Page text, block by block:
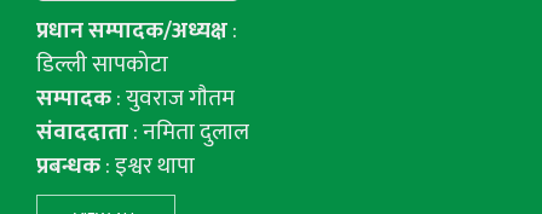
प्रधान सम्पादक/अध्यक्ष:
डिल्ली सापकोटा
सम्पादक: युवराज गाैतम
संवाददाता: नमिता दुलाल
प्रबन्धक: इश्वर थापा